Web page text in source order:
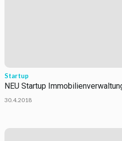
Startup
NEU Startup
30.4.2018